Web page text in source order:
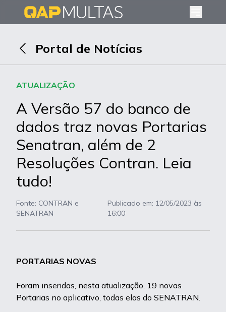
Portal de Notícias
ATUALIZAÇÃO
A Versão 57 do banco de
dados traz novas Portarias
Senatran, além de 2
Resoluções Contran. Leia
tudo!
Fonte: CONTRAN e
SENATRAN
Publicado em: 12/05/2023 às
16:00
PORTARIAS NOVAS
Foram inseridas, nesta atualização, 19 novas
Portarias no aplicativo, todas elas do SENATRAN.